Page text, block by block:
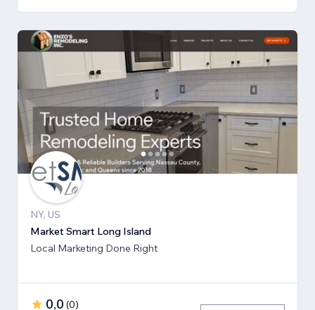
NY, US
Market Smart Long Island
Local Marketing Done Right
0,0 (0)